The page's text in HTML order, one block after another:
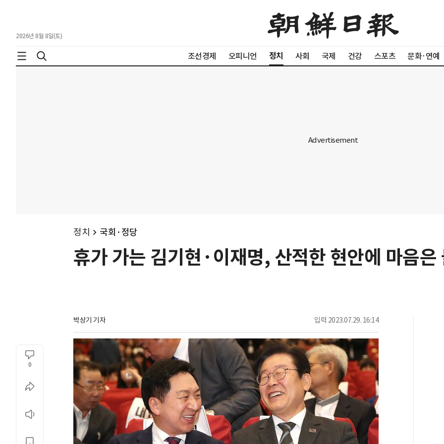
2026년 8월 8일(토)
조선경제 오피니언 정치 사회 국제 건강 스포츠 문화·연예
정치 국회·정당
휴가 가는 김기현·이재명, 산적한 현안에 마음은
박상기 기자 입력 2023.07.29. 16:14
0